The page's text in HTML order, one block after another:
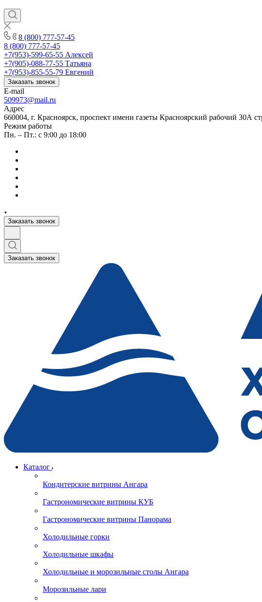
8 (800) 777-57-45
8 (800) 777-57-45
+7(953)-599-65-55 Алексей
+7(905)-088-77-55 Татьяна
+7(953)-855-55-79 Евгений
Заказать звонок
E-mail
509973@mail.ru
Адрес
660004, г. Красноярск, проспект имени газеты Красноярский рабочий 30А
Режим работы
Пн. – Пт.: с 9:00 до 18:00
Заказать звонок
Заказать звонок
Каталог
Кондитерские витрины Ангара
Гастрономические витрины КУБ
Гастрономические витрины Панорама
Холодильные горки
Холодильные шкафы
Холодильные и морозильные столы Ангара
Морозильные лари